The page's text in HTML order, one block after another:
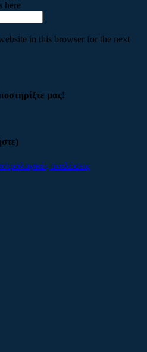
here
in this browser for the next
μας!